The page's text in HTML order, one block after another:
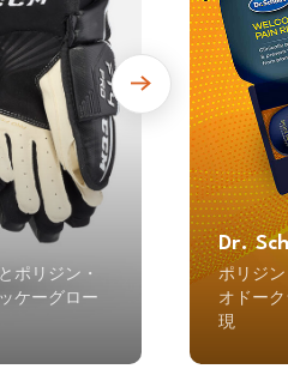
ポリジン・
ケーグロー
Dr.
ポリジ
オドー
現